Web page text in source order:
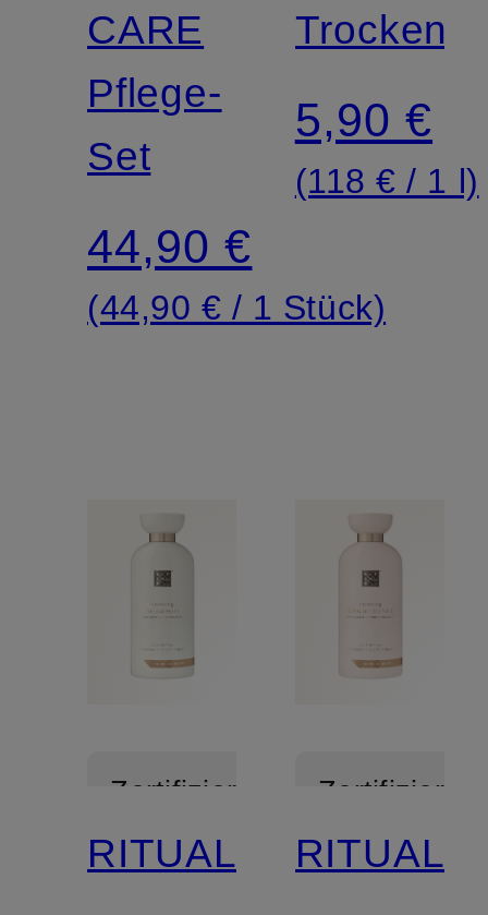
CARE
Pflege-
Set
44,90 €
(44,90 € / 1 Stück)
5,90 €
(118 € / 1 l)
Zertifiziert
RITUALS
Zertifiziert
RITUALS